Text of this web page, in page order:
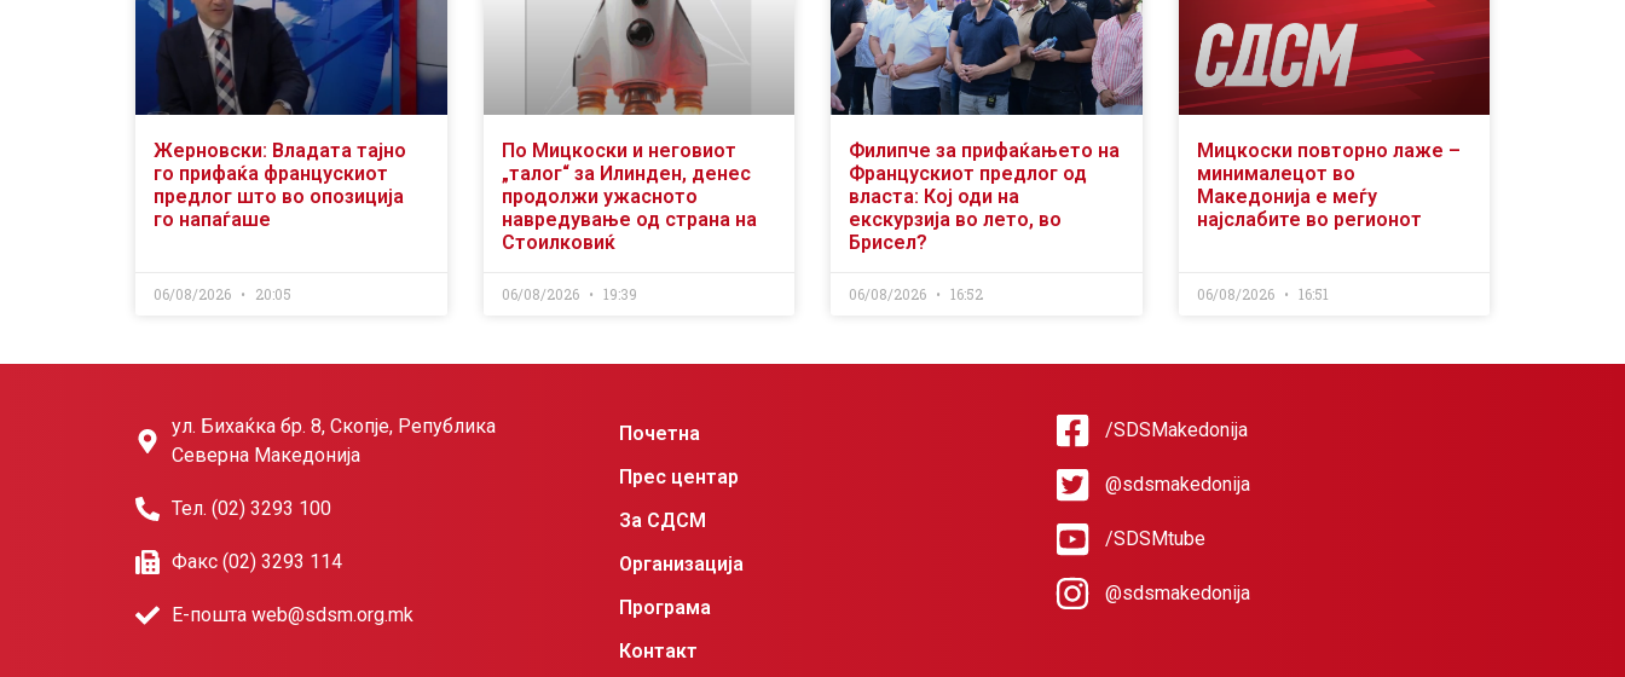
Жерновски: Владата тајно
го прифаќа францускиот
предлог што во опозиција
го напаѓаше
06/08/2026 20:05
По Мицкоски и неговиот
„талог“ за Илинден, денес
продолжи ужасното
навредување од страна на
Стоилковиќ
06/08/2026 19:39
Филипче за прифаќањето на
Францускиот предлог од
власта: Кој оди на
екскурзија во лето, во
Брисел?
06/08/2026 16:52
Мицкоски повторно лаже –
минималецот во
Македонија е меѓу
најслабите во регионот
06/08/2026 16:51
ул. Бихаќка бр. 8, Скопје, Република
Северна Македонија
Тел. (02) 3293 100
Факс (02) 3293 114
Е-пошта web@sdsm.org.mk
Почетна
Прес центар
За СДСМ
Организација
Програма
Контакт
/SDSMakedonija
@sdsmakedonija
/SDSMtube
@sdsmakedonija